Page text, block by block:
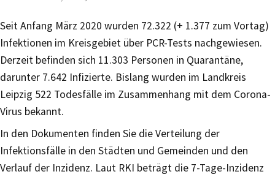
Seit Anfang März 2020 wurden 72.322 (+ 1.377 zum Vortag)
Infektionen im Kreisgebiet über PCR-Tests nachgewiesen.
Derzeit befinden sich 11.303 Personen in Quarantäne,
darunter 7.642 Infizierte. Bislang wurden im Landkreis
Leipzig 522 Todesfälle im Zusammenhang mit dem Corona-
Virus bekannt.
In den Dokumenten finden Sie die Verteilung der
Infektionsfälle in den Städten und Gemeinden und den
Verlauf der Inzidenz. Laut RKI beträgt die 7-Tage-Inzidenz